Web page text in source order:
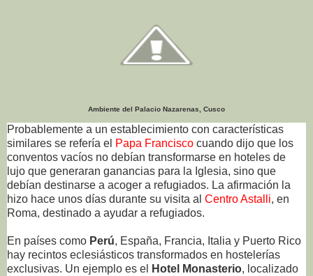
Ambiente del Palacio Nazarenas, Cusco
Probablemente a un establecimiento con características
similares se refería el Papa Francisco cuando dijo que los
conventos vacíos no debían transformarse en hoteles de
lujo que generaran ganancias para la Iglesia, sino que
debían destinarse a acoger a refugiados. La afirmación la
hizo hace unos días durante su visita al Centro Astalli, en
Roma, destinado a ayudar a refugiados.
En países como Perú, España, Francia, Italia y Puerto Rico
hay recintos eclesiásticos transformados en hostelerías
exclusivas. Un ejemplo es el
Hotel Monasterio, localizado